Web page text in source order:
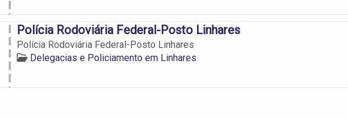
Polícia Rodoviária Federal-Posto Linhares
Polícia Rodoviária Federal-Posto Linhares
Delegacias e Policiamento em Linhares